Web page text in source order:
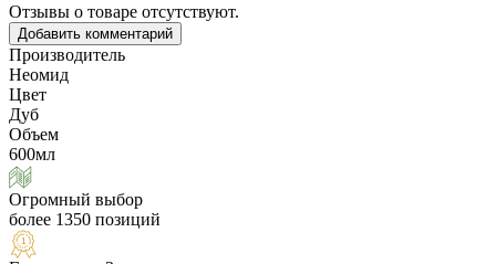
Отзывы о товаре отсутствуют.
Добавить комментарий
Производитель
Неомид
Цвет
Дуб
Объем
600мл
Огромный выбор
более 1350 позиций